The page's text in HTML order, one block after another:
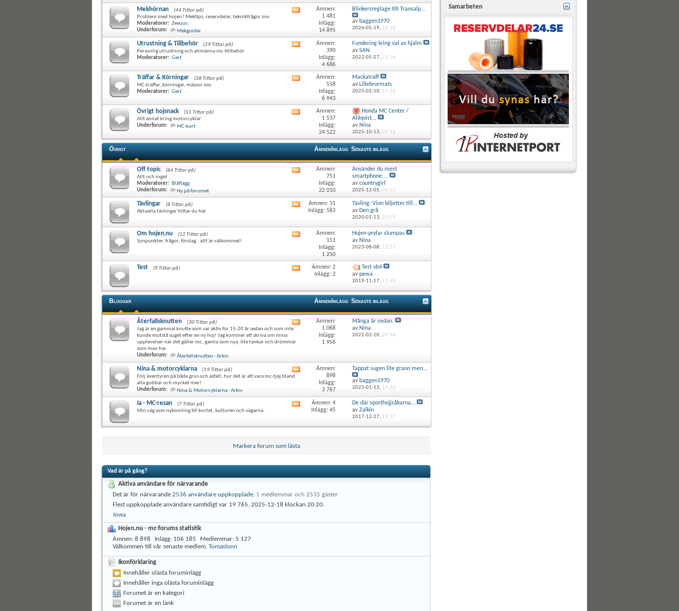
forumets
Mekhörnan
(44 Tittar på)
Problem med hojen? Mektips, reservdelar, teknikfrågor osv.
Moderatorer: Zeeuus
Underforum:
Mekguider
forumets
Ämnen:
1 481
Inlägg:
14 895
Blinkersreglage till Transalp...
av baggen1970
2026-05-19, 10:28
Utrustning & Tillbehör
(29 Tittar på)
Personlig utrustning och allmänna mc-tillbehör
Moderatorer: Gert
forumets
Ämnen:
390
Inlägg:
4 686
Fundering kring val av hjälm
avSAN
2022-05-27, 21:26
Träffar & Körningar
(38 Tittar på)
MC-träffar, körningar, mässor osv.
Moderatorer: Gert
forumets
Ämnen:
558
Inlägg:
6 943
Mackaträff
av Lillebrormats
2023-02-10, 11:55
Övrigt hojsnack
(55 Tittar på)
Allt annat kring motorcyklar
Underforum:
MC-kort
forumets
RSS-
flöde
Ämnen:
1 537
Inlägg:
24 522
Honda MC Center /
Ahlqvist...
av Nina
2025-10-13, 09:18
Övrigt Ämnen/inlägg Senaste inlägg
Off topic
(84 Tittar på)
Allt och inget
Moderatorer: Blåflagg
Underforum:
Ny på forumet
forumets
RSS-
flöde
Ämnen:
751
Inlägg:
22 010
Använder du mest
smartphone,...
avcountrygirl
2025-12-05, 01:57
Tävlingar
(8 Tittar på)
Aktuella tävlingar hittar du här
Visa
det
forumets
Ämnen: 31
Inlägg: 583
Tävling: Vinn biljetter till...
av Den grå
2020-01-13, 23:03
Om hojen.nu
(12 Tittar på)
Synpunkter, frågor, förslag.. allt är välkommet!
forumets
RSS-
Ämnen:
151
Inlägg:
1 250
Hojen-prylar slumpas
av Nina
2023-08-08, 12:25
Test (9 Tittar på)
forumets
flöde
Ämnen: 2
Inlägg: 2
Test vb4
avpewa
2019-11-17, 11:43
Bloggar Ämnen/inlägg Senaste inlägg
Återfallsknutten
(30 Tittar på)
Jag är en gammal knutte som var aktiv för 15-20 år sedan och som inte
kunde motstå suget efter en ny hoj! Jag kommer att skriva om mina
upplevelser när det gäller mc, gamla som nya, lite tankar och drömmar
som man har.
Underforum:
Återfallsknutten - Arkiv
forumets
flöde
Ämnen:
1 068
Inlägg:
1 956
Många år sedan.
av Nina
2022-02-10, 20:46
Nina & motorcyklarna
(19 Tittar på)
Följ äventyren på både grus och asfalt, hur det är att vara mc-tjej bland
alla gubbar och mycket mer!
Underforum:
Nina & Motorcyklarna - Arkiv
forumets
RSS-
flöde
Ämnen:
898
Inlägg:
3 767
Tappat sugen lite grann men…
av baggen1970
2023-01-13, 14:26
Ia - MC-resan
(7 Tittar på)
Min väg som nykomling till kortet, kulturen och vägarna.
forumets
Ämnen: 4
Inlägg: 45
De där sporthojjsåkarna...
avZalkin
2017-12-27, 19:17
Markera forum som lästa
Vad är på gång?
Aktiva användare för närvarande
Det är för närvarande 2536 användare uppkopplade. 1 medlemmar och 2535 gäster
Flest uppkopplade användare samtidigt var 19 765, 2025-12-18 klockan 20:20.
Iowa
Hojen.nu - mc-forums statistik
Ämnen 8 898 Inlägg 106 185 Medlemmar 5 127
Välkommen till vår senaste medlem, Tomaslonn
Ikonförklaring
Innehåller olästa foruminlägg
Innehåller inga olästa foruminlägg
Forumet är en kategori
Forumet är en länk
Samarbeten